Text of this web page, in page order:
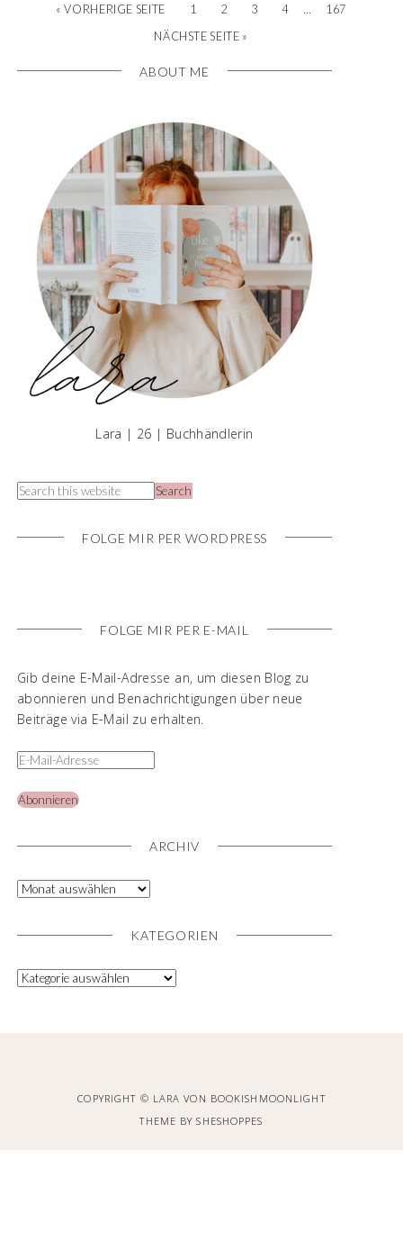
« VORHERIGE SEITE 1 2 3 4 …
167
NÄCHSTE SEITE »
ABOUT ME
Lara | 26 | Buchhändlerin
FOLGE MIR PER WORDPRESS
FOLGE MIR PER E-MAIL
Gib deine E-Mail-Adresse an, um diesen Blog zu
abonnieren und Benachrichtigungen über neue
Beiträge via E-Mail zu erhalten.
Abonnieren
ARCHIV
KATEGORIEN
COPYRIGHT © LARA VON BOOKISHMOONLIGHT
THEME BYSHESHOPPES